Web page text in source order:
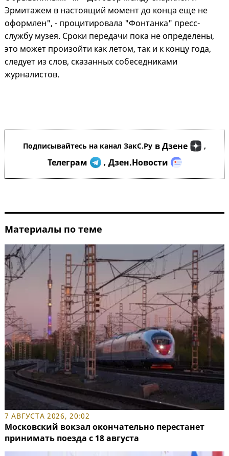
Эрмитажем в настоящий момент до конца еще не
оформлен", - процитировала "Фонтанка" пресс-
службу музея. Сроки передачи пока не определены,
это может произойти как летом, так и к концу года,
следует из слов, сказанных собеседниками
журналистов.
Подписывайтесь на канал ЗакС.Ру в Дзене ,
Телеграм , Дзен.Новости
Материалы по теме
7 АВГУСТА 2026, 20:02
Московский вокзал окончательно перестанет
принимать поезда с 18 августа